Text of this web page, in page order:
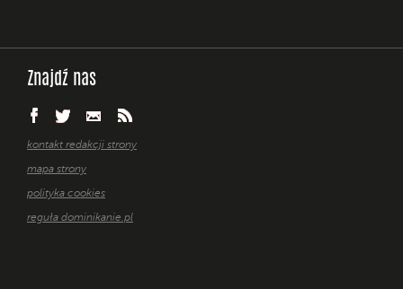
Znajdź nas
kontakt redakcji strony
mapa strony
polityka cookies
reguła dominikanie.pl